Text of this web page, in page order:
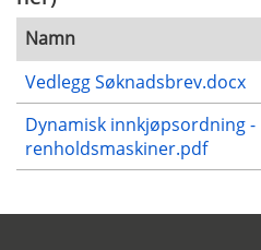
Namn
Vedlegg Søknadsbrev.docx
Dynamisk innkjøpsordning -
renholdsmaskiner.pdf